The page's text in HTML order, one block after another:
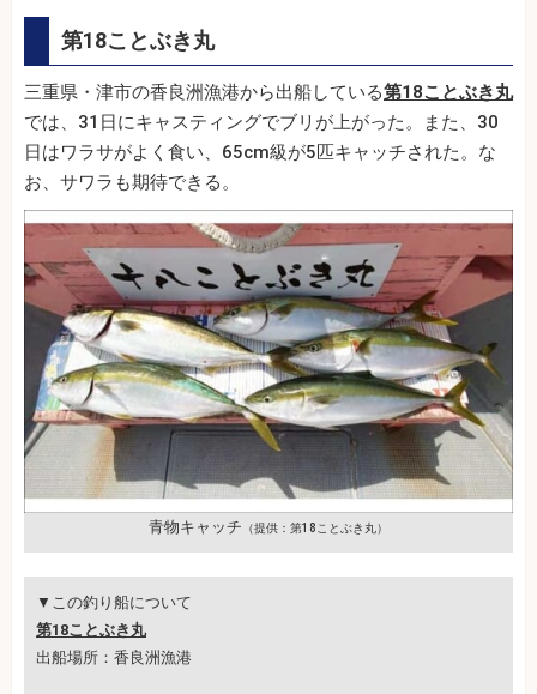
第18ことぶき丸
三重県・津市の香良洲漁港から出船している第18ことぶき丸
では、31日にキャスティングでブリが上がった。また、30
日はワラサがよく食い、65cm級が5匹キャッチされた。な
お、サワラも期待できる。
青物キャッチ （提供：第18ことぶき丸）
▼この釣り船について
第18ことぶき丸
出船場所：香良洲漁港